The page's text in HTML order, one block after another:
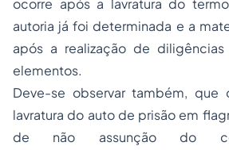
ocorre após a lavratura do
autoria já foi determinada e a
após a realização de
elementos.
Deve-se observar também, que
lavratura do auto de prisão em
de não assunção do